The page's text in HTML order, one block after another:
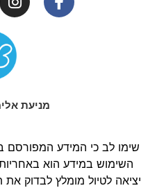
מניעת
שימו לב כי המידע
השימוש במידע הוא
יציאה לטיול מומלץ לבדוק את